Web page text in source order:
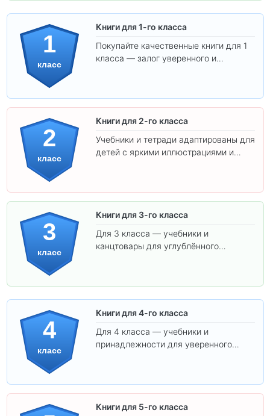
1
класс
Книги для 1-го класса
Покупайте качественные книги для 1
класса — залог уверенного и
2
класс
Книги для 2-го класса
Учебники и тетради адаптированы для
детей с яркими иллюстрациями и
3
класс
Книги для 3-го класса
Для 3 класса — учебники и
канцтовары для углублённого
4
класс
Книги для 4-го класса
Для 4 класса — учебники и
принадлежности для уверенного
Книги для 5-го класса